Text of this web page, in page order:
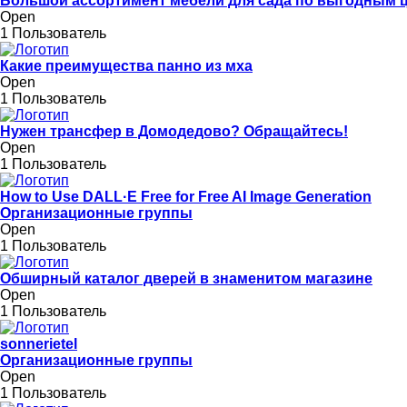
Open
1 Пользователь
Какие преимущества панно из мха
Open
1 Пользователь
Нужен трансфер в Домодедово? Обращайтесь!
Open
1 Пользователь
How to Use DALL·E Free for Free AI Image Generation
Организационные группы
Open
1 Пользователь
Обширный каталог дверей в знаменитом магазине
Open
1 Пользователь
sonnerietel
Организационные группы
Open
1 Пользователь